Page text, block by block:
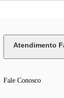
Atendimento
Fale Conosco